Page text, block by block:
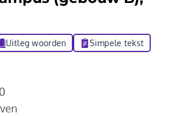
Uitleg woorden Simpele tekst